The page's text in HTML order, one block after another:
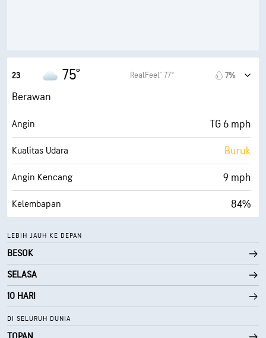
23 75° RealFeel® 77° 7%
Berawan
Angin TG 6 mph
Kualitas Udara Buruk
Angin Kencang 9 mph
Kelembapan 84%
AccuLumen Brightness Index™ 0 (Gelap)
Tutupan Awan 97%
Jarak Pandang 10 mi
LEBIH JAUH KE DEPAN
BESOK
SELASA
10 HARI
DI SELURUH DUNIA